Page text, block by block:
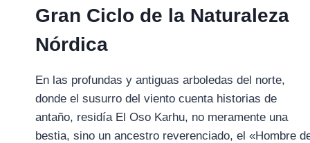
Gran Ciclo de la Naturaleza
Nórdica
En las profundas y antiguas arboledas del norte,
donde el susurro del viento cuenta historias de
antaño, residía El Oso Karhu, no meramente una
bestia, sino un ancestro reverenciado, el «Hombre